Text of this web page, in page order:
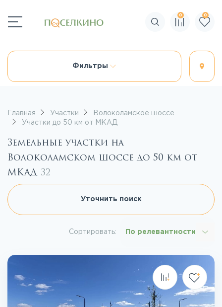
Поиск по сайту
0 0
Фильтры
Главная Участки
Волоколамское шоссе
Участки до 50 км от МКАД
Земельные участки на
Волоколамском шоссе до 50 км от
МКАД 32
Уточнить поиск
Сортировать: По релевантности